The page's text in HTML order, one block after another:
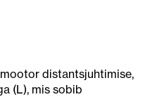
distantsjuhtimise,
(L), mis sobib